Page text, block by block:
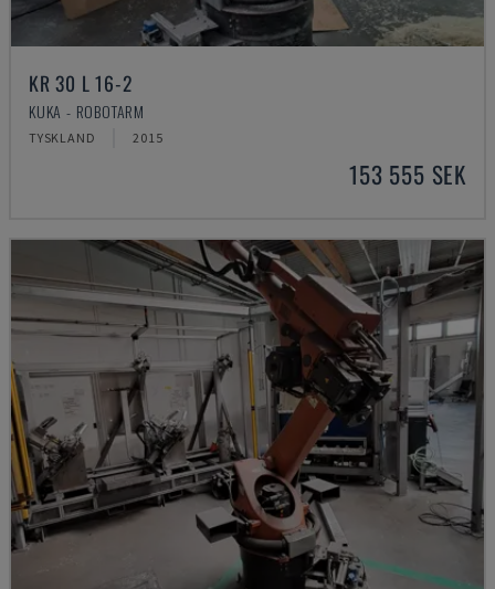
KR 30 L 16-2
KUKA - ROBOTARM
TYSKLAND 2015
153 555 SEK